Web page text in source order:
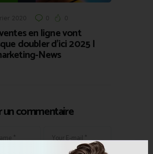
2020 0 0
en ligne vont
doubler d’ici 2025 |
News
un commentaire